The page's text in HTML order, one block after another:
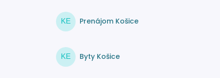
KE Prenájom Košice
KE Byty Košice